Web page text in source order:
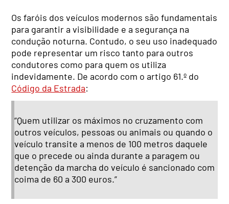
Os faróis dos veículos modernos são fundamentais
para garantir a visibilidade e a segurança na
condução noturna. Contudo, o seu uso inadequado
pode representar um risco tanto para outros
condutores como para quem os utiliza
indevidamente. De acordo com o artigo 61.º do
Código da Estrada:
“Quem utilizar os máximos no cruzamento com
outros veículos, pessoas ou animais ou quando o
veículo transite a menos de 100 metros daquele
que o precede ou ainda durante a paragem ou
detenção da marcha do veículo é sancionado com
coima de 60 a 300 euros.”